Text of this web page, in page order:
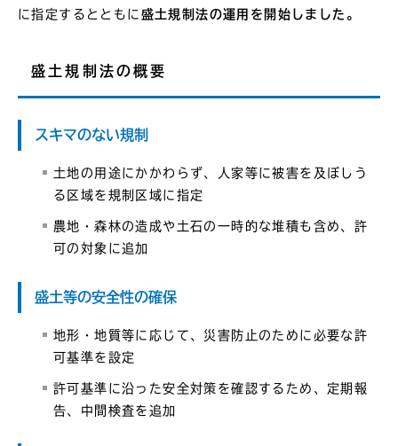
に指定するとともに 盛土規制法の運用を開始しました。
盛土規制法の概要
スキマのない規制
土地の用途にかかわらず、人家等に被害を及ぼしう
る区域を規制区域に指定
農地・森林の造成や土石の一時的な堆積も含め、許
可の対象に追加
盛土等の安全性の確保
地形・地質等に応じて、災害防止のために必要な許
可基準を設定
許可基準に沿った安全対策を確認するため、定期報
告、中間検査を追加